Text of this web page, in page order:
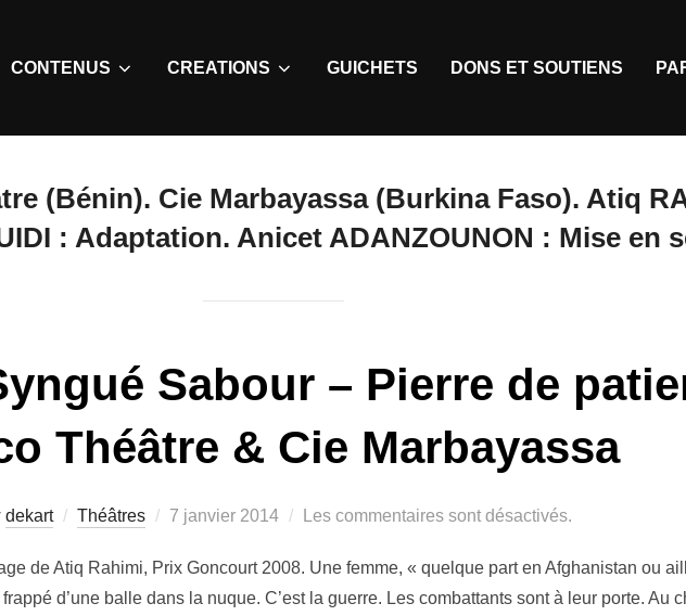
CONTENUS CREATIONS GUICHETS DONS ET SOUTIENS
(Bénin). Cie Marbayassa (Burkina Faso). Atiq
: Adaptation. Anicet ADANZOUNON : Mise en
Sabour – Pierre de
Théâtre & Cie Marbayassa
dekart Théâtres 7 janvier 2014 Les commentaires sont désactivés.
de Atiq Rahimi, Prix Goncourt 2008. Une femme, « quelque part en Afghanistan ou
d’une balle dans la nuque. C’est la guerre. Les combattants sont à leur porte. Au